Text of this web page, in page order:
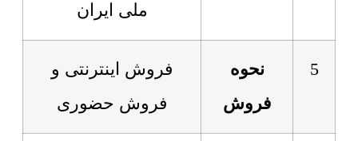
ملی ایران
5
نحوه
فروش
فروش اینترنتی و
فروش حضوری